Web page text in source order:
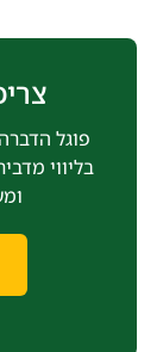
פוגל
בליווי